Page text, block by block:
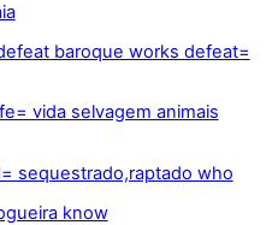
baroque works defeat=
vida selvagem animais
sequestrado,raptado who
know